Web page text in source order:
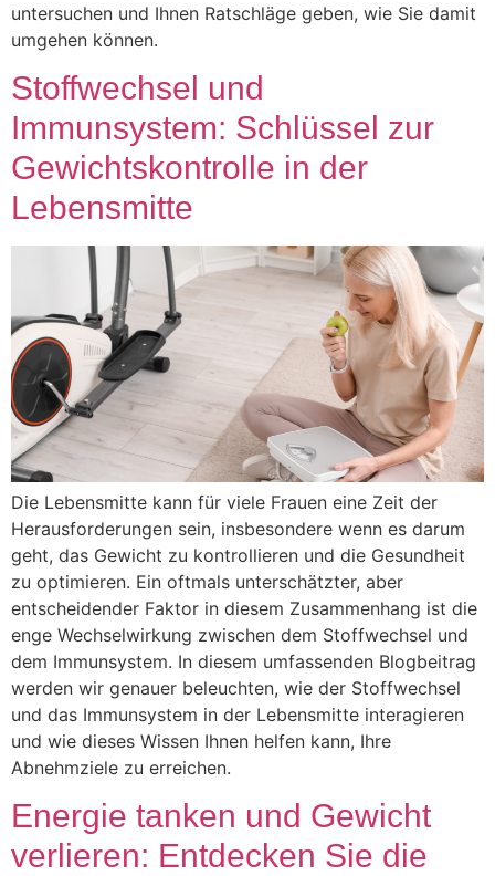
untersuchen und Ihnen Ratschläge geben, wie Sie damit
umgehen können.
Stoffwechsel und
Immunsystem: Schlüssel zur
Gewichtskontrolle in der
Lebensmitte
Die Lebensmitte kann für viele Frauen eine Zeit der
Herausforderungen sein, insbesondere wenn es darum
geht, das Gewicht zu kontrollieren und die Gesundheit
zu optimieren. Ein oftmals unterschätzter, aber
entscheidender Faktor in diesem Zusammenhang ist die
enge Wechselwirkung zwischen dem Stoffwechsel und
dem Immunsystem. In diesem umfassenden Blogbeitrag
werden wir genauer beleuchten, wie der Stoffwechsel
und das Immunsystem in der Lebensmitte interagieren
und wie dieses Wissen Ihnen helfen kann, Ihre
Abnehmziele zu erreichen.
Energie tanken und Gewicht
verlieren: Entdecken Sie die